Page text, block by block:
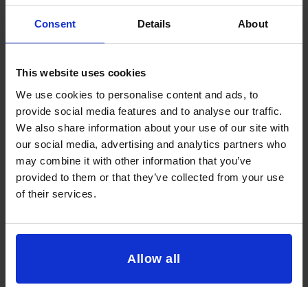
Consent Details About
This website uses cookies
We use cookies to personalise content and ads, to
provide social media features and to analyse our traffic.
We also share information about your use of our site with
our social media, advertising and analytics partners who
may combine it with other information that you’ve
provided to them or that they’ve collected from your use
of their services.
Allow all
CFO - Belgique
Wim Van der Smissen